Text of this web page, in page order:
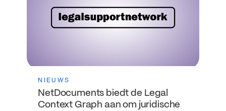
NIEUWS
NetDocuments biedt de Legal
Context Graph aan om juridische